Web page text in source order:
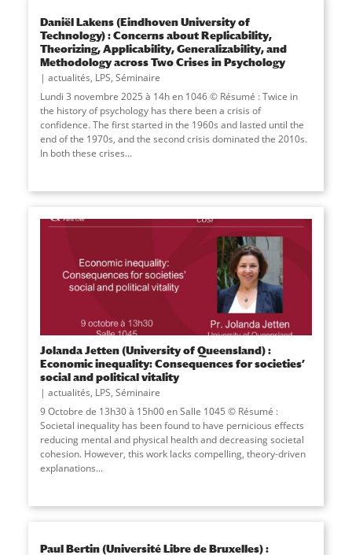
Daniël Lakens (Eindhoven University of
Technology) : Concerns about Replicability,
Theorizing, Applicability, Generalizability, and
Methodology across Two Crises in Psychology
actualités, LPS, Séminaire
Lundi 3 novembre 2025 à 14h en 1046 © Résumé : Twice in
the history of psychology has there been a crisis of
confidence. The first started in the 1960s and lasted until the
end of the 1970s, and the second crisis dominated the 2010s.
In both these crises...
Jolanda Jetten (University of Queensland) :
Economic inequality: Consequences for societies’
social and political vitality
actualités, LPS, Séminaire
9 Octobre de 13h30 à 15h00 en Salle 1045 © Résumé :
Societal inequality has been found to have pernicious effects
reducing mental and physical health and decreasing societal
cohesion. However, this work lacks compelling, theory-driven
explanations...
Paul Bertin (Université Libre de Bruxelles) :